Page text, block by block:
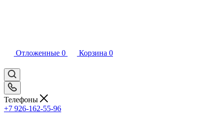
Отложенные 0 Корзина 0
Телефоны
+7 926-162-55-96